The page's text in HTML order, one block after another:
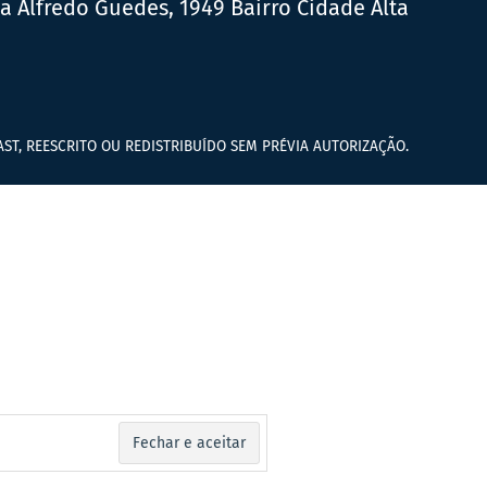
Alfredo Guedes, 1949 Bairro Cidade Alta
REESCRITO OU REDISTRIBUÍDO SEM PRÉVIA AUTORIZAÇÃO.